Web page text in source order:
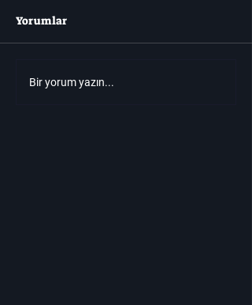
Yorumlar
Bir yorum yazın...